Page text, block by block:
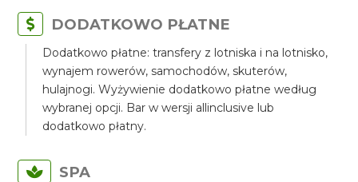
DODATKOWO PŁATNE
Dodatkowo płatne: transfery z lotniska i na lotnisko,
wynajem rowerów, samochodów, skuterów,
hulajnogi. Wyżywienie dodatkowo płatne według
wybranej opcji. Bar w wersji allinclusive lub
dodatkowo płatny.
SPA